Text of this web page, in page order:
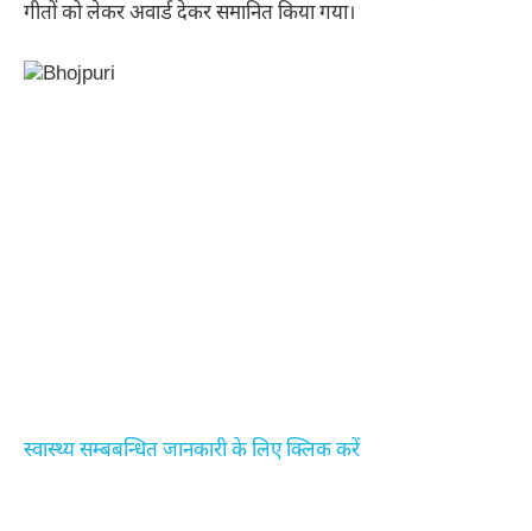
गीतों को लेकर अवार्ड देकर समानित किया गया।
स्वास्थ्य सम्बबन्धित जानकारी के लिए क्लिक करें